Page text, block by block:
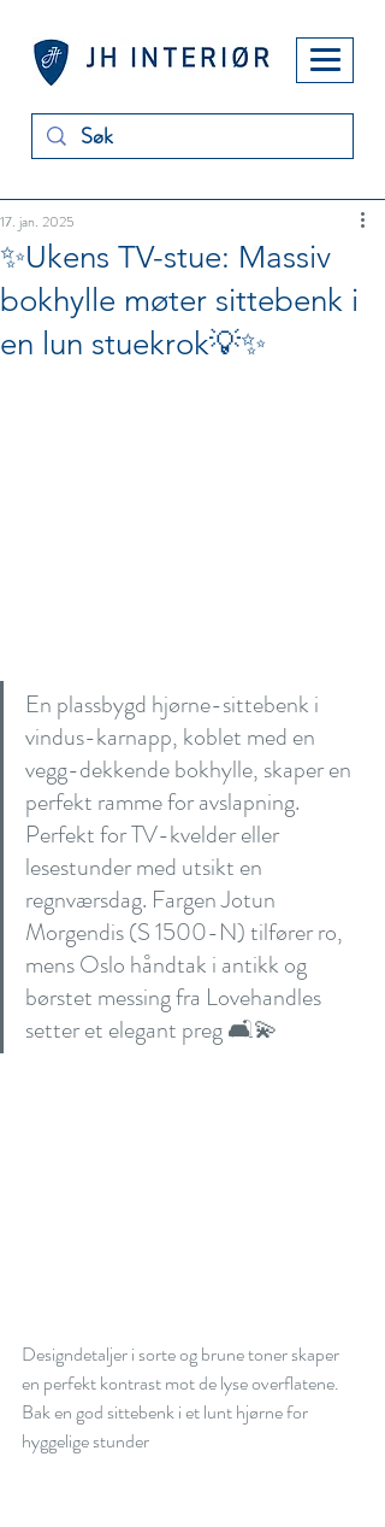
✨Ukens TV-stue: Massiv
bokhylle møter sittebenk i
en lun stuekrok💡✨
17. jan. 2025
En plassbygd hjørne-sittebenk i
vindus-karnapp, koblet med en
vegg-dekkende bokhylle, skaper en
perfekt ramme for avslapning.
Perfekt for TV-kvelder eller
lesestunder med utsikt en
regnværsdag. Fargen Jotun
Morgendis (S 1500-N) tilfører ro,
mens Oslo håndtak i antikk og
børstet messing fra Lovehandles
setter et elegant preg 🛋️💫
Designdetaljer i sorte og brune toner skaper
en perfekt kontrast mot de lyse overflatene.
Bak en god sittebenk i et lunt hjørne for
hyggelige stunder